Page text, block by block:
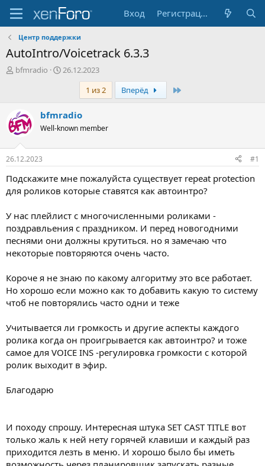
Вход Регистрация
Центр поддержки
AutoIntro/Voicetrack 6.3.3
А
р
т
е
м
ы
bfmradio
Д
н
ч
а
26.12.2023
1 из 2
Вперёд
bfmradio
Well-known member
26.12.2023 #1
Подскажите мне пожалуйста существует repeat protection
для роликов которые ставятся как автоинтро?
У нас плейлист с многочисленными роликами -
поздравльения с праздником. И перед новогодними
песнями они должны крутиться. но я замечаю что
некоторые повторяются очень часто.
Короче я не знаю по какому алгоритму это все работает.
Но хорошо если можно как то добавить какую то систему
чтоб не повторялись часто одни и теже
Учитывается ли громкость и другие аспекты каждого
ролика когда он проигрывается как автоинтро? и тоже
самое для VOICE INS -регулировка громкости с которой
ролик выходит в эфир.
Благодарю
И походу спрошу. Интересная штука SET CAST TITLE вот
только жаль к ней нету горячей клавиши и каждый раз
приходится лезть в меню. И хорошо было бы иметь